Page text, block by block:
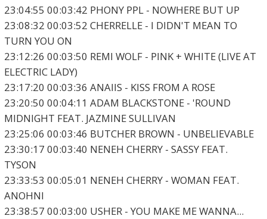
23:04:55 00:03:42 PHONY PPL - NOWHERE BUT UP
23:08:32 00:03:52 CHERRELLE - I DIDN'T MEAN TO
TURN YOU ON
23:12:26 00:03:50 REMI WOLF - PINK + WHITE (LIVE AT
ELECTRIC LADY)
23:17:20 00:03:36 ANAIIS - KISS FROM A ROSE
23:20:50 00:04:11 ADAM BLACKSTONE - 'ROUND
MIDNIGHT FEAT. JAZMINE SULLIVAN
23:25:06 00:03:46 BUTCHER BROWN - UNBELIEVABLE
23:30:17 00:03:40 NENEH CHERRY - SASSY FEAT.
TYSON
23:33:53 00:05:01 NENEH CHERRY - WOMAN FEAT.
ANOHNI
23:38:57 00:03:00 USHER - YOU MAKE ME WANNA...